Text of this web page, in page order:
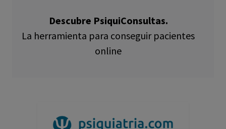
Descubre PsiquiConsultas.
La herramienta para conseguir pacientes
online